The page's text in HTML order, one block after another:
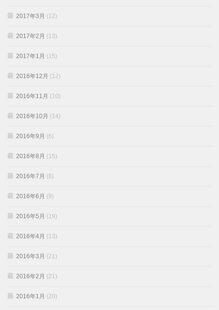
2017年3月 (12)
2017年2月 (13)
2017年1月 (15)
2016年12月 (12)
2016年11月 (10)
2016年10月 (14)
2016年9月 (6)
2016年8月 (15)
2016年7月 (8)
2016年6月 (9)
2016年5月 (19)
2016年4月 (13)
2016年3月 (21)
2016年2月 (21)
2016年1月 (20)